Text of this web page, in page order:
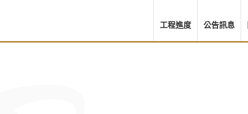
工程進度 公告訊息